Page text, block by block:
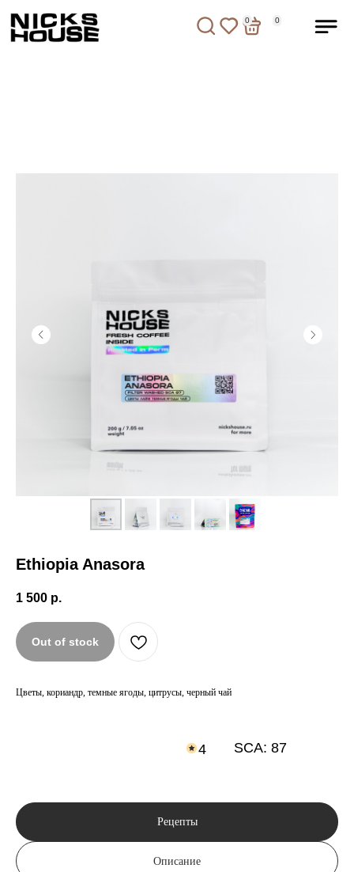
0
0
Ethiopia Anasora
1 500 р.
Out of stock
Цветы, кориандр, темные ягоды, цитрусы, черный чай
4 SCA: 87
Рецепты
Описание